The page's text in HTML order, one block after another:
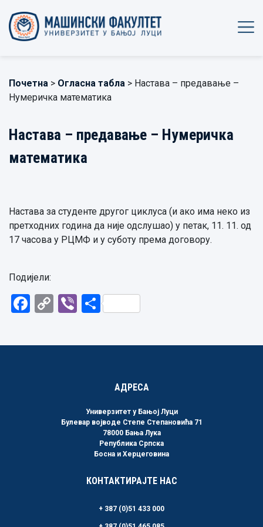
Почетна > Огласна табла > Настава – предавање –
Нумеричка математика
Настава – предавање – Нумеричка
математика
Настава за студенте другог циклуса (и ако има неко из
претходних година да није одслушао) у петак, 11. 11. од
17 часова у РЦМФ и у суботу према договору.
Подијели:
Facebook
CopyViberShare
АДРЕСА
Универзитет у Бањој Луци
Булевар војводе Степе Степановића 71
78000 Бања Лука
Република Српска
Босна и Херцеговина
КОНТАКТИРАЈТЕ НАС
+ 387 (0)51 433 000